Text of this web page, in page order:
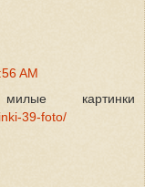
AM
картинки
39-foto/